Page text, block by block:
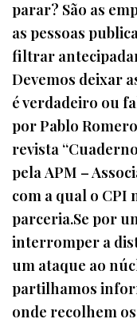
parar? São as
as pessoas
filtrar
Devemos deixar
é verdadeiro ou
por Pablo
revista
pela APM –
com a qual o CPI
parceria.Se por
interromper a
um ataque ao
partilhamos
onde recolhem